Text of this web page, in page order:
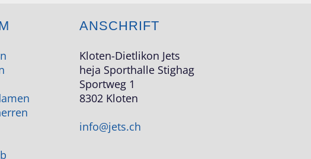
ANSCHRIFT
Kloten-Dietlikon Jets
heja Sporthalle Stighag
Sportweg 1
8302 Kloten
info@jets.ch